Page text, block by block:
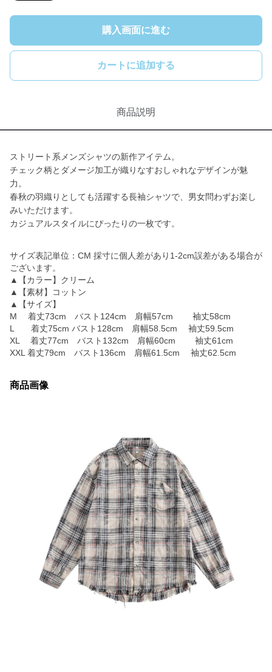
購入画面に進む
カートに追加する
商品説明
ストリート系メンズシャツの新作アイテム。
チェック柄とダメージ加工が織りなすおしゃれなデザインが魅
力。
春秋の羽織りとしても活躍する長袖シャツで、男女問わずお楽し
みいただけます。
カジュアルスタイルにぴったりの一枚です。
サイズ表記単位：CM 採寸に個人差があり1-2cm誤差がある場合が
ございます。
▲【カラー】クリーム
▲【素材】コットン
▲【サイズ】
M 着丈73cm バスト124cm 肩幅57cm 袖丈58cm
L 着丈75cm バスト128cm 肩幅58.5cm 袖丈59.5cm
XL 着丈77cm バスト132cm 肩幅60cm 袖丈61cm
XXL 着丈79cm バスト136cm 肩幅61.5cm 袖丈62.5cm
商品画像